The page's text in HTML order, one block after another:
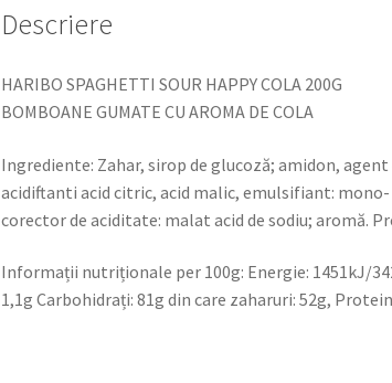
COLA
Descriere
HARIBO SPAGHETTI SOUR HAPPY COLA 200G
BOMBOANE GUMATE CU AROMA DE COLA
Ingrediente: Zahar, sirop de glucoză; amidon,
acidiftanti acid citric, acid malic, emulsifiant:
corector de aciditate: malat acid de sodiu; aromă.
Informații nutriționale per 100g: Energie: 1451kJ/
1,1g Carbohidrați: 81g din care zaharuri: 52g,